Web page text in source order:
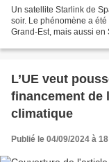
Un satellite Starlink de
soir. Le phénomène a
Grand-Est, mais aussi
L’UE veut
financement de
climatique
Publié le 04/09/2024 à